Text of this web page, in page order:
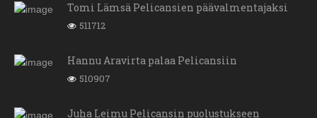
Tomi Lämsä Pelicansien päävalmentajaksi
511712
Hannu Aravirta palaa Pelicansiin
510907
Juha Leimu Pelicansin puolustukseen